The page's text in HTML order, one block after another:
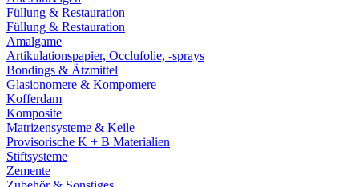
Füllung & Restauration
Füllung & Restauration
Amalgame
Artikulationspapier, Occlufolie, -sprays
Bondings & Ätzmittel
Glasionomere & Kompomere
Kofferdam
Komposite
Matrizensysteme & Keile
Provisorische K + B Materialien
Stiftsysteme
Zemente